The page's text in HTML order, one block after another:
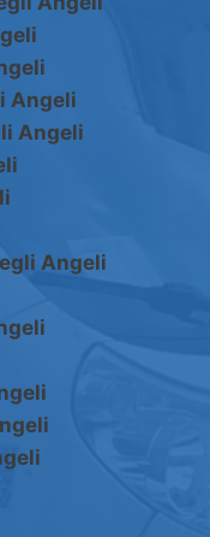
Angeli
Angeli
Angeli